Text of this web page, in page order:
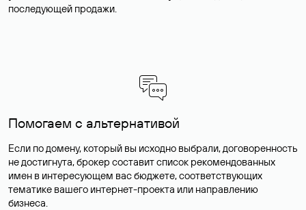
последующей продажи.
Помогаем с альтернативой
Если по домену, который вы исходно выбрали, договоренность
не достигнута, брокер составит список рекомендованных
имен в интересующем вас бюджете, соответствующих
тематике вашего интернет-проекта или направлению
бизнеса.